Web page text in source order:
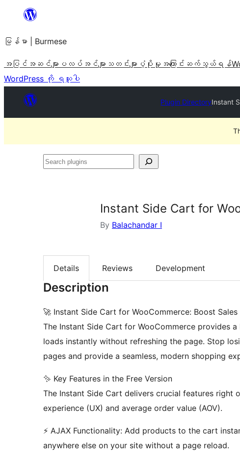
အကြောင်းအရာ
ကျော်သွား
ရန်
မြန်မာ | Burmese
အပြင်အဆင်များ ပလပ်အင်များ သတင်းများ ပံ့ပိုးမှု အကြောင်း ဆက်သွယ်ရန်
WordPress ကို ရယူပါ
Plugin DirectoryInstant
Search
Instant Side Cart for
By Balachandar I
Details Reviews Development
Description
🚀 Instant Side Cart for WooCommerce: Boost
The Instant Side Cart for WooCommerce provides
loads instantly without refreshing the page. Stop
pages and provide a seamless, modern shopping
✨ Key Features in the Free Version
The Instant Side Cart delivers crucial features right
experience (UX) and average order value (AOV).
⚡ AJAX Functionality: Add products to the cart
anywhere else on your site without a page reload.